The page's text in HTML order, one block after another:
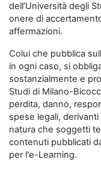
dell’Università degli
onere di
affermazioni.
Colui che pubblica
in ogni caso, si
sostanzialmente e
Studi di Milano-
perdita, danno,
spese legali,
natura che soggetti
contenuti pubblicati
per l'e-Learning.